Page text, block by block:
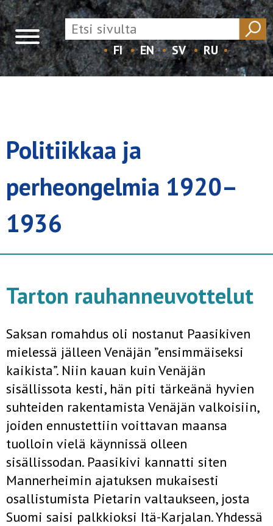
FI EN SV RU
Politiikkaa ja
perheongelmia 1920–
1936
Tarton rauhanneuvottelut
Saksan romahdus oli nostanut Paasikiven
mielessä jälleen Venäjän ”ensimmäiseksi
kaikista”. Niin kauan kuin Venäjän
sisällissota kesti, hän piti tärkeänä hyvien
suhteiden rakentamista Venäjän valkoisiin,
joiden ennustettiin voittavan maansa
tuolloin vielä käynnissä olleen
sisällissodan. Paasikivi kannatti siten
Mannerheimin ajatuksen mukaisesti
osallistumista Pietarin valtaukseen, josta
Suomi saisi palkkioksi Itä-Karjalan. Yhdessä